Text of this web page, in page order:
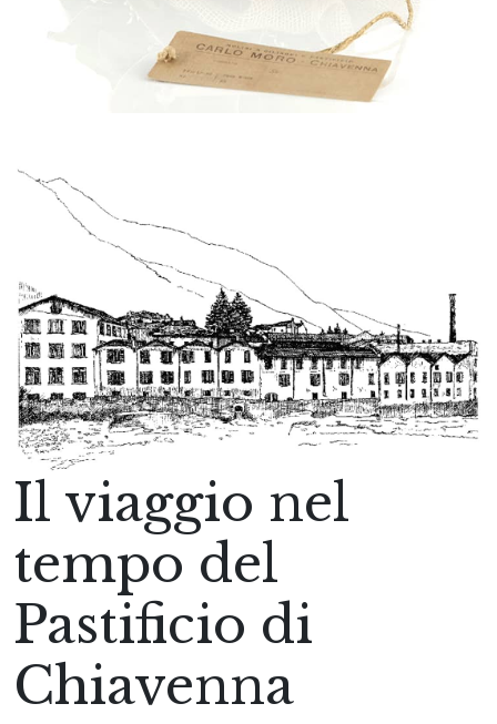
Il viaggio nel
tempo del
Pastificio di
Chiavenna